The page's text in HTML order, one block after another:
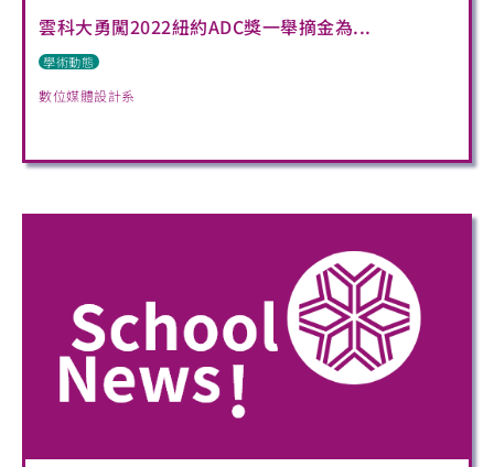
雲科大勇闖2022紐約ADC獎一舉摘金為...
學術動態
數位媒體設計系